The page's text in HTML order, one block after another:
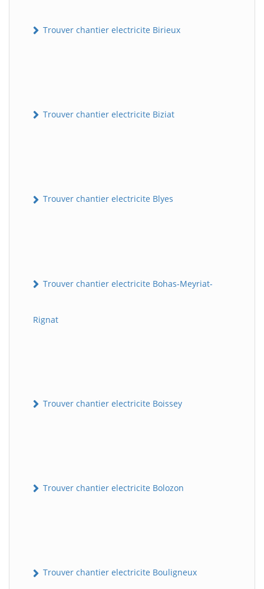
Trouver chantier electricite Birieux
Trouver chantier electricite Biziat
Trouver chantier electricite Blyes
Trouver chantier electricite Bohas-Meyriat-
Rignat
Trouver chantier electricite Boissey
Trouver chantier electricite Bolozon
Trouver chantier electricite Bouligneux